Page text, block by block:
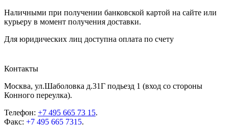
Наличными при получении банковской картой на сайте или
курьеру в момент получения доставки.
Для юридических лиц доступна оплата по счету
Контакты
Москва, ул.Шаболовка д.31Г подьезд 1 (вход со стороны
Конного переулка).
Телефон: +7 495 665 73 15.
Факс: +7 495 665 7315.